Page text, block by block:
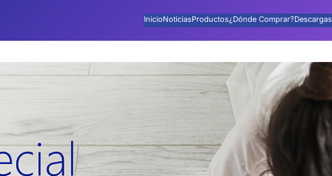
InicioNoticiasProductos¿Dónde Comprar?Descargas